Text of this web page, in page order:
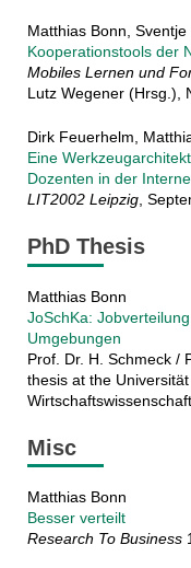
Matthias Bonn,
Kooperationstools der
Mobiles Lernen und
Lutz Wegener (Hrsg.),
Dirk Feuerhelm,
Eine
Dozenten in der
LIT2002 Leipzig,
PhD Thesis
Matthias Bonn
JoSchKa:
Umgebungen
Prof. Dr. H. Schmeck /
thesis at the
Misc
Matthias Bonn
Besser verteilt
Research To Business